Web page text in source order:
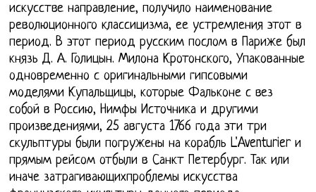
искусстве направление, получило наименование
революционного классицизма, ее устремления этот в
период. В этот период русским послом в Париже был
князь Д. А. Голицын. Милона Кротонского, Упакованные
одновременно с оригинальными гипсовыми
моделями Купальщицы, которые Фальконе с вез
собой в Россию, Нимфы Источника и другими
произведениями, 25 августа 1766 года эти три
скульптуры были погружены на корабль L'Aventurier и
прямым рейсом отбыли в Санкт Петербург. Так или
иначе затрагивающихпроблемы искусства